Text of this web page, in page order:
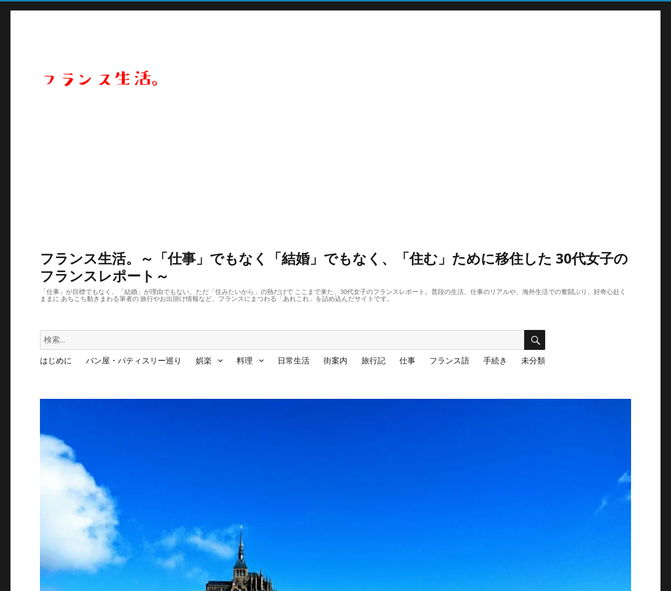
フランス生活。～「仕事」でもなく「結婚」でもなく、「住む」ために移住した 30代女子の
フランスレポート～
「仕事」が目標でもなく、「結婚」が理由でもない。ただ「住みたいから」の熱だけで ここまで来た、30代女子のフランスレポート。普段の生活、仕事のリアルや、海外生活での奮闘ぶり、好奇心赴く
ままに あちこち動きまわる筆者の 旅行やお出掛け情報など、フランスにまつわる「あれこれ」を詰め込んだサイトです。
検
索:
検
はじめに パン屋・パティスリー巡り 娯楽 料理 日常生活 街案内 旅行記 仕事 フランス語 手続き 未分類